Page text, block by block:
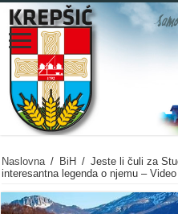
Naslovna / BiH / Jeste li čuli za
interesantna legenda o njemu – Video